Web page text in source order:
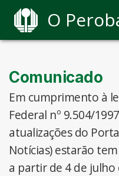
O
Comunicado
Em cumprimento à
Federal nº 9.504/
atualizações do
Notícias) estarão
a partir de 4 de julho